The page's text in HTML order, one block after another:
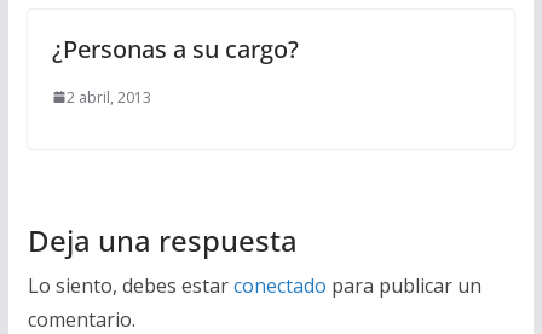
¿Personas a su cargo?
2 abril, 2013
Deja una respuesta
Lo siento, debes estarconectado para publicar un
comentario.